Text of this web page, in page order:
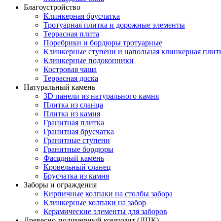
Благоустройство
Клинкерная брусчатка
Тротуарная плитка и дорожные элементы
Террасная плита
Поребрики и бордюры тротуарные
Клинкерные ступени и напольная клинкерная
Клинкерные подоконники
Костровая чаша
Террасная доска
Натуральный камень
3D панели из натурального камня
Плитка из сланца
Плитка из камня
Гранитная плитка
Гранитная брусчатка
Гранитные ступени
Гранитные бордюры
Фасадный камень
Кровельный сланец
Брусчатка из камня
Заборы и ограждения
Кирпичные колпаки на столбы забора
Клинкерные колпаки на забор
Керамические элементы для заборов